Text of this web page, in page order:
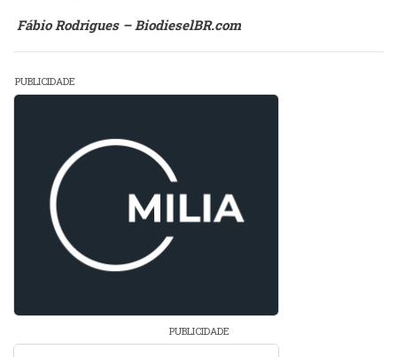
Fábio Rodrigues – BiodieselBR.com
PUBLICIDADE
PUBLICIDADE